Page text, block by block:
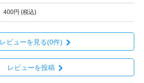
400円 (税込)
レビューを見る(0件)
レビューを投稿